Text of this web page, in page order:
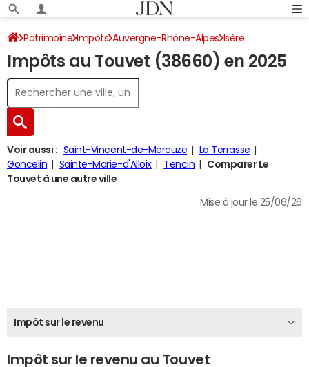
Patrimoine Impôts Auvergne-Rhône-Alpes Isère
Le Touvet Impôt sur le revenu
Impôts au Touvet (38660) en 2025
Voir aussi : Saint-Vincent-de-Mercuze
La Terrasse
Goncelin
Sainte-Marie-d'Alloix Tencin
Comparer Le
Touvet à une autre ville
Mise à jour le 25/06/26
Impôt sur le revenu
Impôt sur le revenu au Touvet